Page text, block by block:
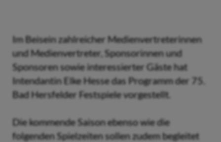
Im Beisein zahlreicher Medienvertreterinnen
und Medienvertreter, Sponsorinnen und
Sponsoren sowie interessierter Gäste hat
Intendantin Elke Hesse das Programm der 75.
Bad Hersfelder Festspiele vorgestellt.
Die kommende Saison ebenso wie die
folgenden Spielzeiten sollen zudem begleitet